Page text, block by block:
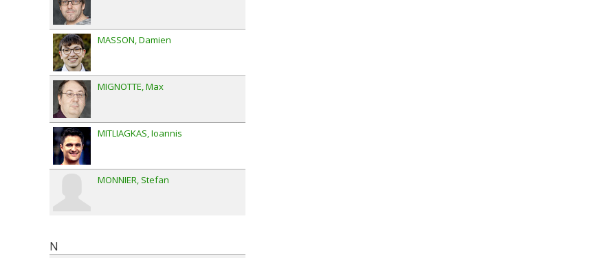
MASSON Damien
MIGNOTTE Max
MITLIAGKAS Ioannis
MONNIER Stefan
N